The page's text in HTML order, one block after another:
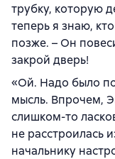
трубку, которую
теперь я знаю,
позже. – Он
закрой дверь!
«Ой. Надо было
мысль. Впрочем,
слишком-то
не расстроилась
начальнику